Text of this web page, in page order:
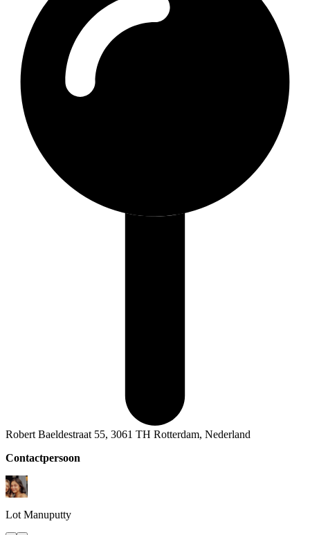
Robert Baeldestraat 55, 3061 TH Rotterdam, Nederland
Contactpersoon
Lot Manuputty